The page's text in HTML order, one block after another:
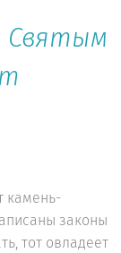
Святым
камень-
законы
тот овладеет